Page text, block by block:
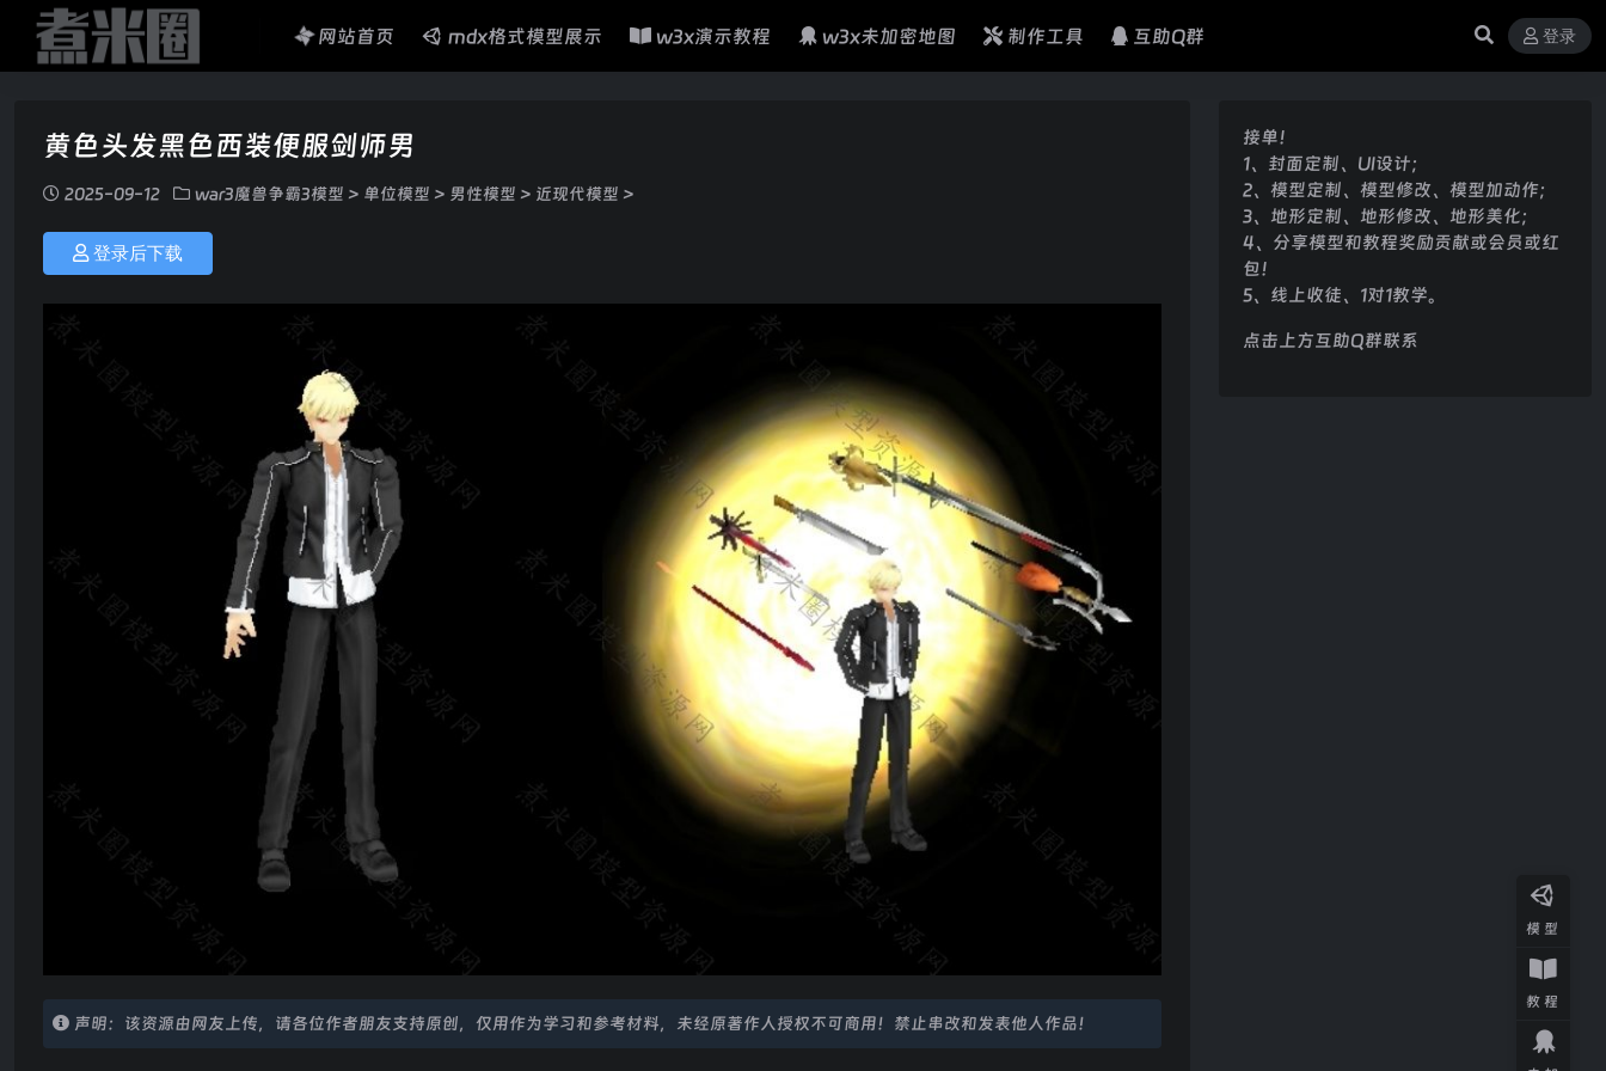
网站首页 mdx格式模型展示 w3x演示教程 w3x未加密地图 制作工具 互助Q群 登录
黄色头发黑色西装便服剑师男
2025-09-12 war3魔兽争霸3模型 > 单位模型 > 男性模型 > 近现代模型 >
登录后下载
声明：该资源由网友上传，请各位作者朋友支持原创，仅用作为学习和参考材料，未经原著作人授权不可商用！禁止串改和发表他人作品！
接单！
1、封面定制、UI设计；
2、模型定制、模型修改、模型加动作；
3、地形定制、地形修改、地形美化；
4、分享模型和教程奖励贡献或会员或红
包！
5、线上收徒、1对1教学。
点击上方互助Q群联系
模型
教程